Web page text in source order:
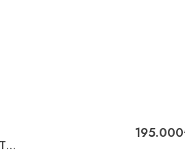
SE VENDE CHALET INDEPENDIENTE EN MONTEGIORGIO (ITALIA )